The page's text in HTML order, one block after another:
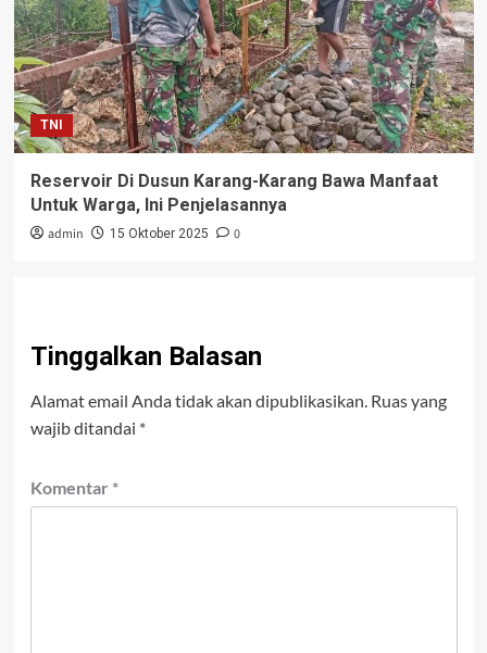
TNI
Reservoir Di Dusun Karang-Karang Bawa Manfaat
Untuk Warga, Ini Penjelasannya
admin 15 Oktober 2025 0
Tinggalkan Balasan
Alamat email Anda tidak akan dipublikasikan. Ruas yang
wajib ditandai *
Komentar *